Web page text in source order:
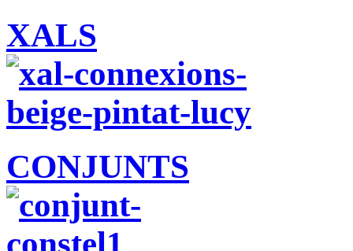
XALS
CONJUNTS